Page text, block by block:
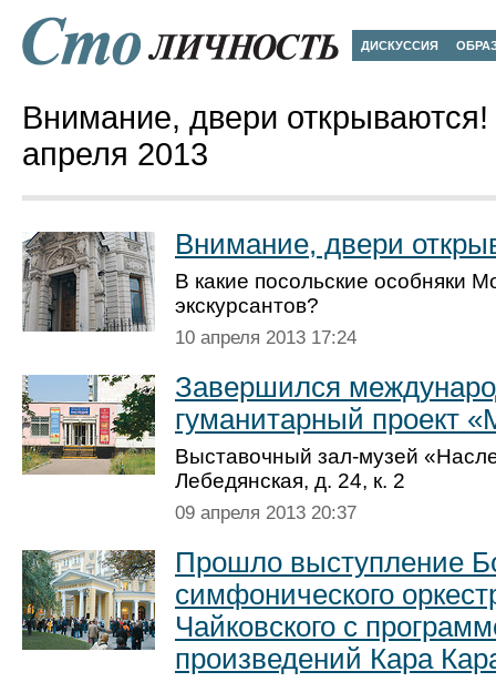
ДИСКУССИЯ
Внимание, двери
апреля 2013
Внимание, двери
В какие посольские особняки
экскурсантов?
10 апреля 2013 17:24
Завершился
гуманитарный проект
Выставочный зал-музей
Лебедянская, д. 24, к. 2
09 апреля 2013 20:37
Прошло выступление
симфонического
Чайков­ского с
произведений Кара